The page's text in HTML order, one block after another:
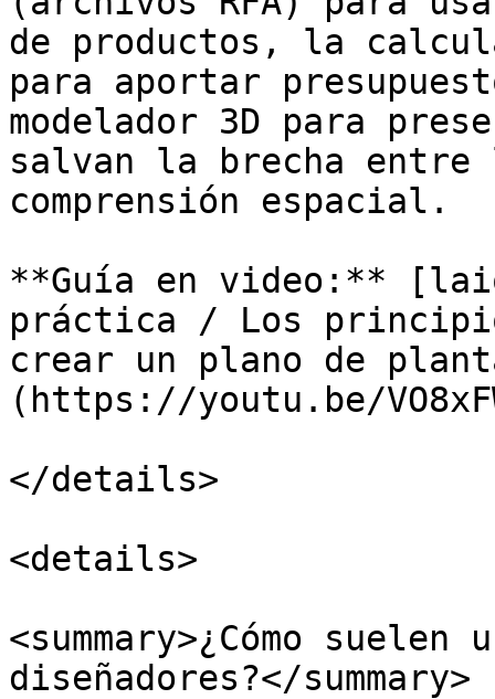
de productos, la
para aportar
modelador 3D para
salvan la brecha
comprensión espacial.
**Guía en video:**
práctica / Los
crear un plano de
(https://youtu.be/
</details>
<details>
<summary>¿Cómo
diseñadores?</summary>